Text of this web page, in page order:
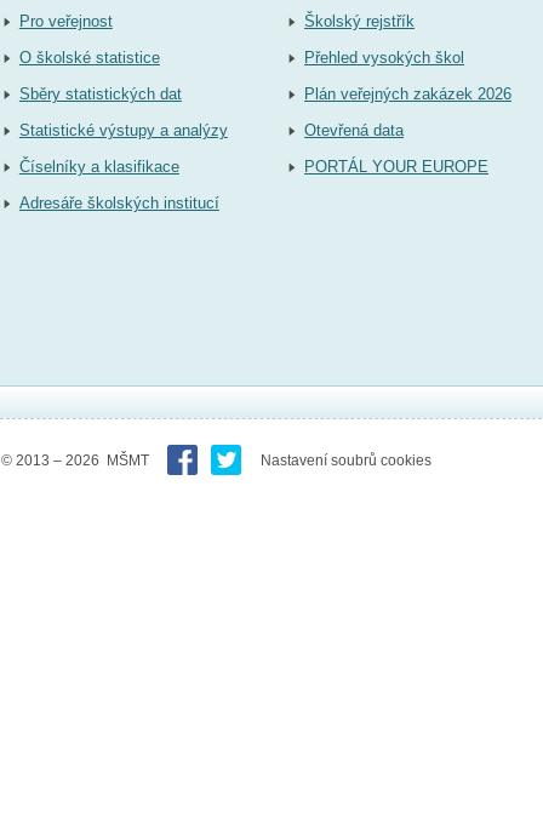
Pro veřejnost
O školské statistice
Sběry statistických dat
Statistické výstupy a analýzy
Číselníky a klasifikace
Adresáře školských institucí
Školský rejstřík
Přehled vysokých škol
Plán veřejných zakázek 2026
Otevřená data
PORTÁL YOUR EUROPE
© 2013 – 2026 MŠMT Nastavení soubrů cookies